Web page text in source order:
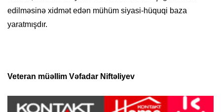
edilməsinə xidmət edən mühüm siyasi-hüquqi baza
yaratmışdır.
Veteran müəllim Vəfadar Niftəliyev